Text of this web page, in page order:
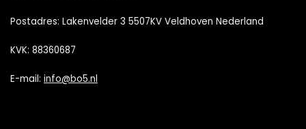
Postadres: Lakenvelder 3 5507KV Veldhoven Nederland
KVK: 88360687
E-mail: info@bo5.nl